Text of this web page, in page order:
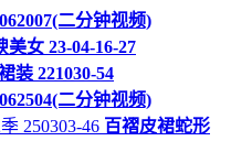
二分钟视频)
美女 23-04-16-27
装 221030-54
二分钟视频)
百褶皮裙蛇形